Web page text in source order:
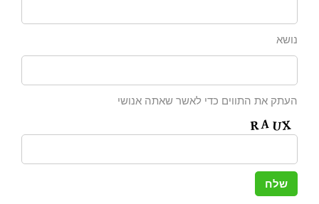
נושא
העתק את התווים כדי לאשר שאתה אנושי